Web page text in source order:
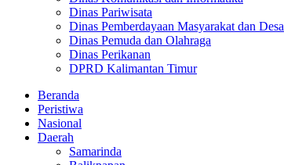
Dinas Pariwisata
Dinas Pemberdayaan Masyarakat dan Desa
Dinas Pemuda dan Olahraga
Dinas Perikanan
DPRD Kalimantan Timur
Beranda
Peristiwa
Nasional
Daerah
Samarinda